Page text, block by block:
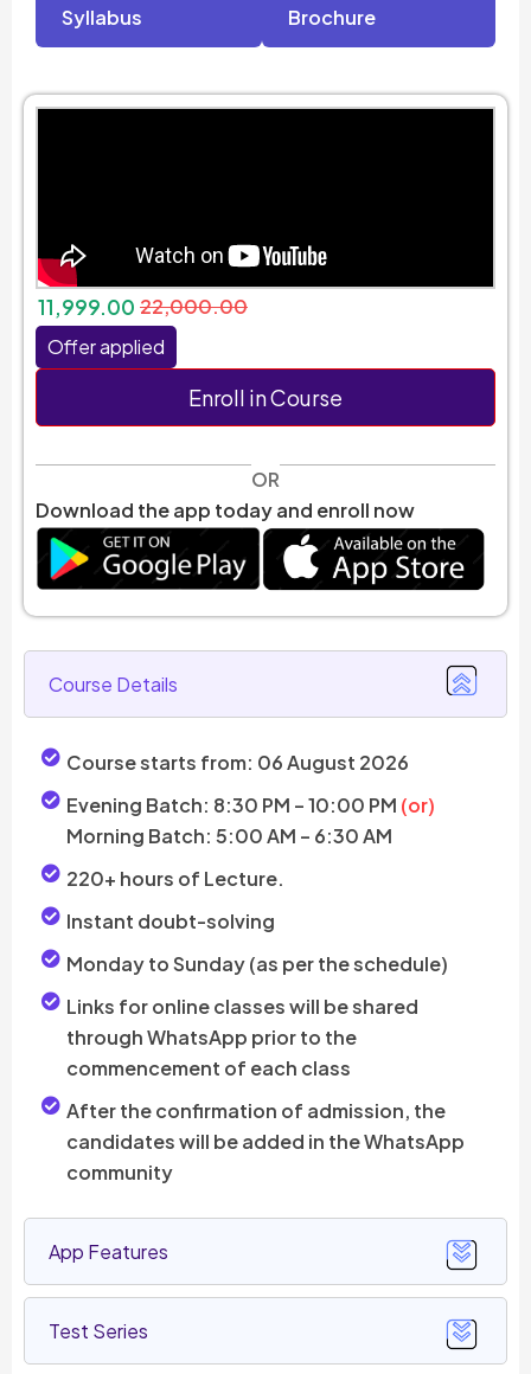
Syllabus
Brochure
22,000.00
11,999.00
Offer applied
Enroll in Course
OR
Download the app today and enroll now
Course Details
App Features
Test Series
Course starts from: 06 August 2026
Evening Batch: 8:30 PM – 10:00 PM (or)
Morning Batch: 5:00 AM – 6:30 AM
220+ hours of Lecture.
Instant doubt-solving
Monday to Sunday (as per the schedule)
Links for online classes will be shared
through WhatsApp prior to the
commencement of each class
After the confirmation of admission, the
candidates will be added in the WhatsApp
community